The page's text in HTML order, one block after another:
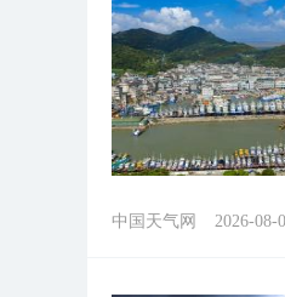
中国天气网 2026-08-